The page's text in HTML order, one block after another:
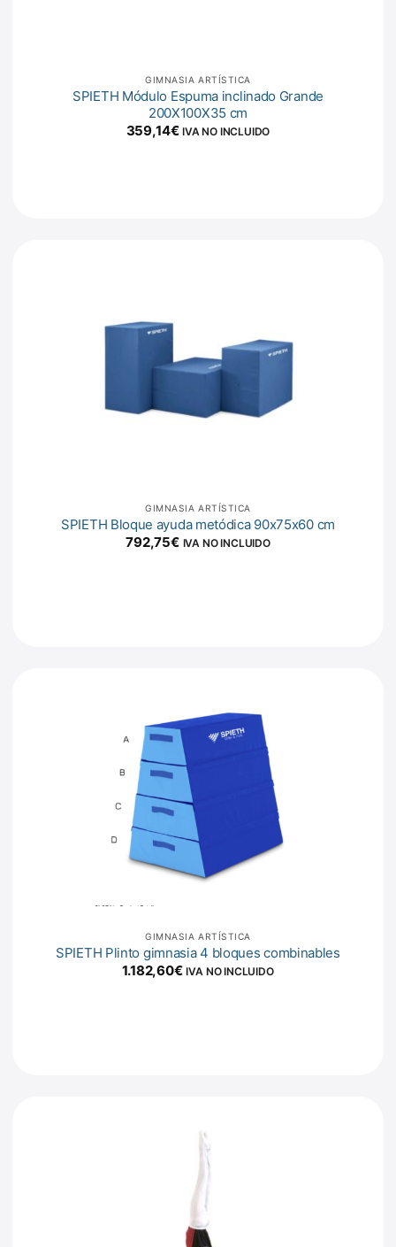
GIMNASIA ARTÍSTICA
SPIETH Módulo Espuma inclinado Grande
200X100X35 cm
359,14€ IVA NO INCLUIDO
GIMNASIA ARTÍSTICA
SPIETH Bloque ayuda metódica 90x75x60 cm
792,75€ IVA NO INCLUIDO
GIMNASIA ARTÍSTICA
SPIETH Plinto gimnasia 4 bloques combinables
1.182,60€ IVA NO INCLUIDO